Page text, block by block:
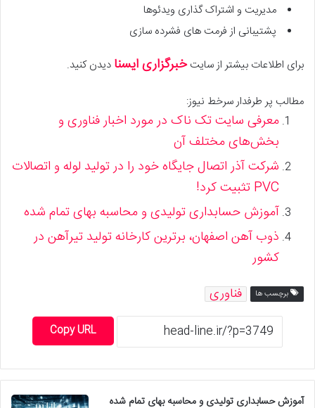
مدیریت و اشتراک گذاری ویدئوها
پشتیبانی از فرمت های فشرده سازی
برای اطلاعات بیشتر از سایتخبرگزاری ایسنا دیدن کنید.
مطالب پر طرفدار سرخط نیوز:
معرفی سایت تک ناک در مورد اخبار فناوری و
بخش‌های مختلف آن
شرکت آذر اتصال جایگاه خود را در تولید لوله و اتصالات
PVC تثبیت کرد!
آموزش حسابداری تولیدی و محاسبه بهای تمام شده
ذوب آهن اصفهان، برترین کارخانه تولید تیرآهن در
کشور
برچسب ها فناوری
Copy URL
آموزش حسابداری تولیدی و محاسبه بهای تمام شده